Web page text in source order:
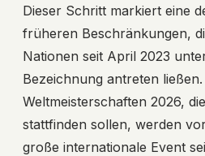
Dieser Schritt markiert eine
früheren Beschränkungen,
Nationen seit April 2023
Bezeichnung antreten ließen.
Weltmeisterschaften 2026,
stattfinden sollen, werden
große internationale Event